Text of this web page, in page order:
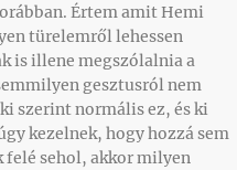
Értem amit Hemi
türelemről lehessen
is illene megszólalnia a
gesztusról nem
szerint normális ez, és ki
kezelnek, hogy hozzá sem
sehol, akkor milyen